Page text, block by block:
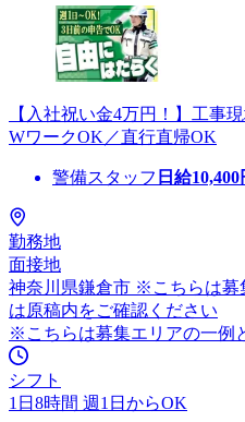
【入社祝い金4万円！】工事
WワークOK／直行直帰OK
警備スタッフ 日給10,400
勤務地
面接地
神奈川県鎌倉市 ※こちらは募
は原稿内をご確認ください
※こちらは募集エリアの一例
シフト
1日8時間 週1日からOK